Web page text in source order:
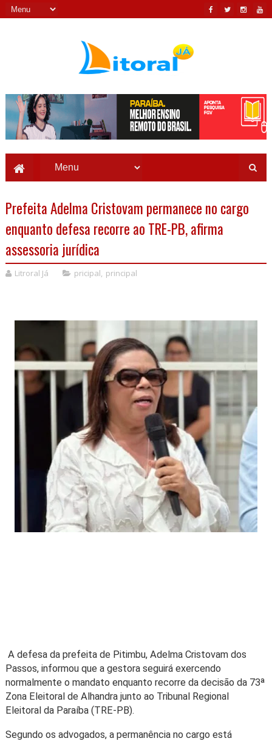
Prefeita Adelma Cristovam permanece no cargo
enquanto defesa recorre ao TRE-PB, afirma
assessoria jurídica
Litroral Já pricipal, principal
A defesa da prefeita de Pitimbu, Adelma Cristovam dos
Passos, informou que a gestora seguirá exercendo
normalmente o mandato enquanto recorre da decisão da 73ª
Zona Eleitoral de Alhandra junto ao Tribunal Regional
Eleitoral da Paraíba (TRE-PB).
Segundo os advogados, a permanência no cargo está